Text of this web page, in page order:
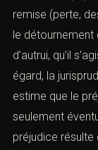
chose remise
de rétention) 3).
remise (perte,
outre, le
préjudice
tiers. À cet